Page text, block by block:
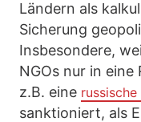
Ländern als
Sicherung
Insbesondere,
NGOs nur in
z.B. eine russische
sanktioniert, als